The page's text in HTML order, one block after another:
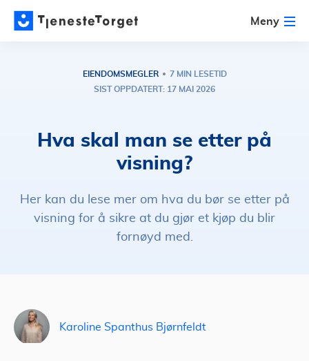
Meny
EIENDOMSMEGLER
7 MIN LESETID
SIST OPPDATERT: 17 MAI 2026
Hva skal man se etter på
visning?
Her kan du lese mer om hva du bør se etter på
visning for å sikre at du gjør et kjøp du blir
fornøyd med.
Karoline Spanthus Bjørnfeldt